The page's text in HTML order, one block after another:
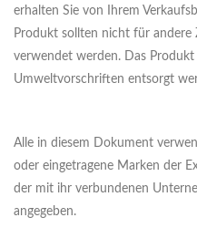
erhalten Sie von Ihrem
Produkt sollten nicht für andere
verwendet werden. Das
Umweltvorschriften entsorgt
Alle in diesem Dokument
oder eingetragene Marken der
der mit ihr verbundenen
angegeben.